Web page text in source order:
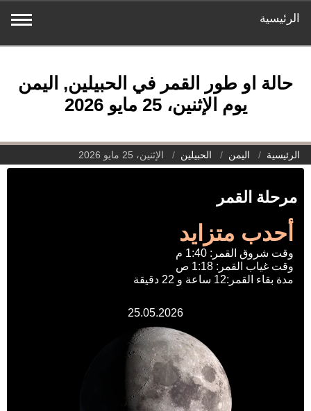
الرئيسية
حالة او طور القمر في الحبيلين, اليمن
يوم الإثنين، 25 مايو 2026
الرئيسية اليمن الحبيلين الإثنين، 25 مايو 2026
مرحلة القمر
أحدب متزايد
وقت شروق القمر: 1:40 م
وقت غياب القمر: 1:18 ص
مدة بقاء القمر:12 ساعة و 22 دقيقة
25.05.2026